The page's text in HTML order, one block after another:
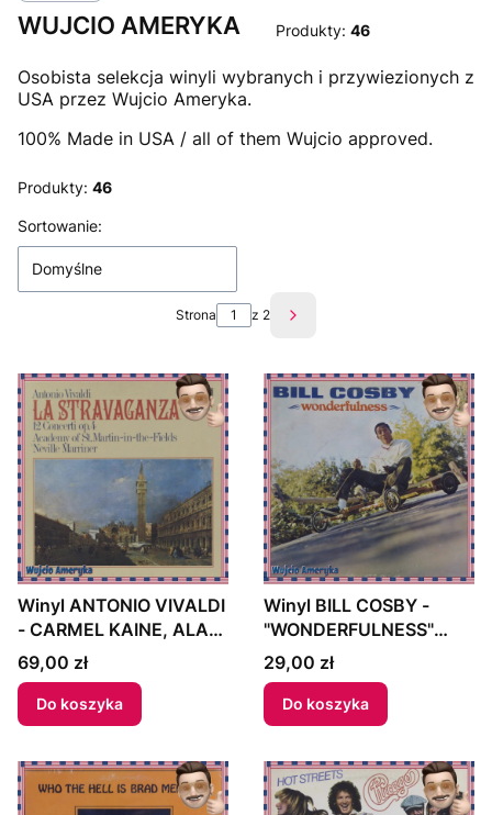
WUJCIO AMERYKA Produkty: 46
Osobista selekcja winyli wybranych i przywiezionych z
USA przez Wujcio Ameryka.
100% Made in USA / all of them Wujcio approved.
Produkty: 46
Lista produktów
Sortowanie:
Domyślne
Strona z 2 Następne produkty
Winyl ANTONIO VIVALDI
- CARMEL KAINE, ALAN
LOVEDAY, ACADEMY OF
ST.MARTIN-IN-THE-
FIELDS, NEVILLE
MARRINER - "LA
CONCERTI OPUS 4"
1975 Germany
Cena
69,00 zł
Do koszyka
Winyl BILL COSBY -
"WONDERFULNESS"
1966 US
Cena
29,00 zł
Do koszyka